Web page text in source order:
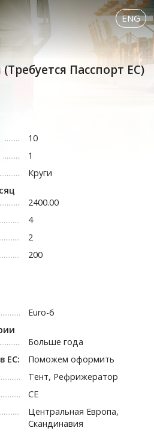
ENG
Пасспорт ЕС)
10
1
Круги
2400.00
4
2
200
Euro-6
Больше года
ЕС:
Поможем оформить
Тент, Рефрижератор
CE
Центральная Европа,
Скандинавия